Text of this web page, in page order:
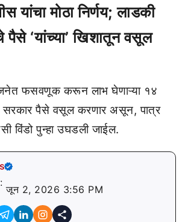
यांचा मोठा निर्णय; लाडकी
पैसे ‘यांच्या’ खिशातून वसूल
फसवणूक करून लाभ घेणाऱ्या १४
सरकार पैसे वसूल करणार असून, पात्र
विंडो पुन्हा उघडली जाईल.
जून 2, 2026 3:56 PM